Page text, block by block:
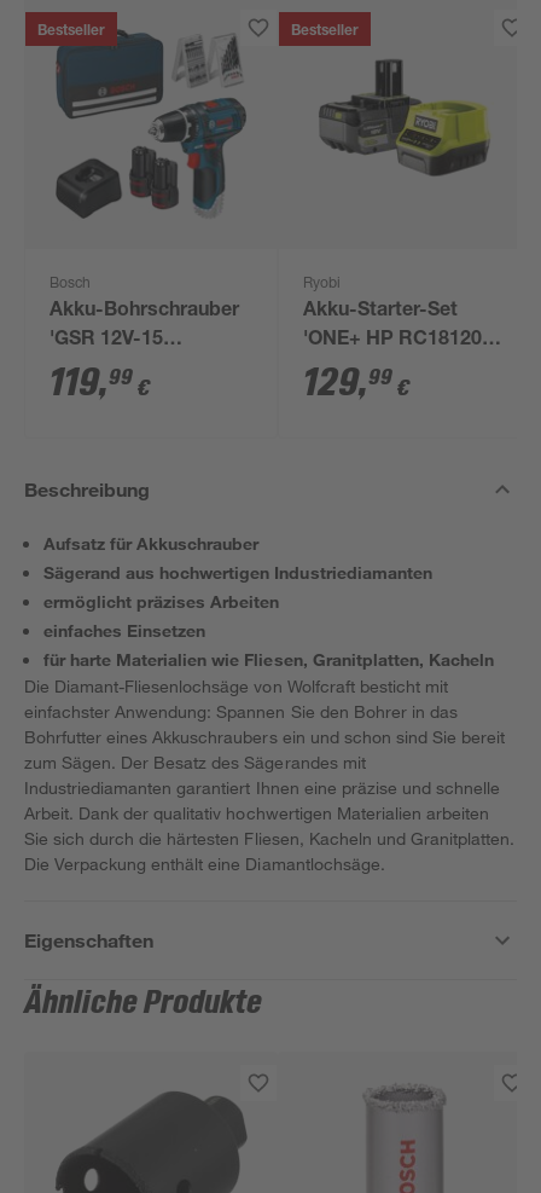
Bestseller
Bosch
Akku-Bohrschrauber
'GSR 12V-15
Professional' mit 2
Akkus, Tasche und
119,99 €
Bestseller
Ryobi
Akku-Starter-Set
'ONE+ HP RC18120-
150X' 18 V 5,0 Ah mit
Akku und Ladegerät
129,99 €
Beschreibung
Aufsatz für Akkuschrauber
Sägerand aus hochwertigen Industriediamanten
ermöglicht präzises Arbeiten
einfaches Einsetzen
für harte Materialien wie Fliesen, Granitplatten, Kacheln
Die Diamant-Fliesenlochsäge von Wolfcraft besticht mit
einfachster Anwendung: Spannen Sie den Bohrer in das
Bohrfutter eines Akkuschraubers ein und schon sind Sie bereit
zum Sägen. Der Besatz des Sägerandes mit
Industriediamanten garantiert Ihnen eine präzise und schnelle
Arbeit. Dank der qualitativ hochwertigen Materialien arbeiten
Sie sich durch die härtesten Fliesen, Kacheln und Granitplatten.
Die Verpackung enthält eine Diamantlochsäge.
Eigenschaften
Ähnliche Produkte